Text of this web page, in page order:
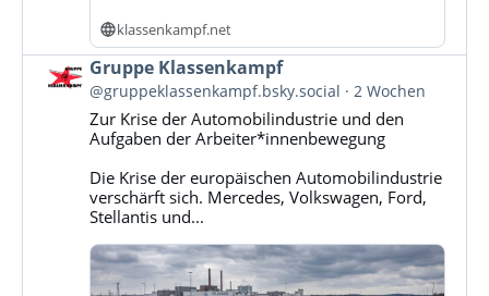
klassenkampf.net
Beitrag
von
Gruppe
Klassenkampf
Bluesky
ansehen
Gruppe Klassenkampf
@gruppeklassenkampf.bsky.social 2 Wochen
Zur Krise der Automobilindustrie und den
Aufgaben der Arbeiter*innenbewegung
Die Krise der europäischen Automobilindustrie
verschärft sich. Mercedes, Volkswagen, Ford,
Stellantis und...